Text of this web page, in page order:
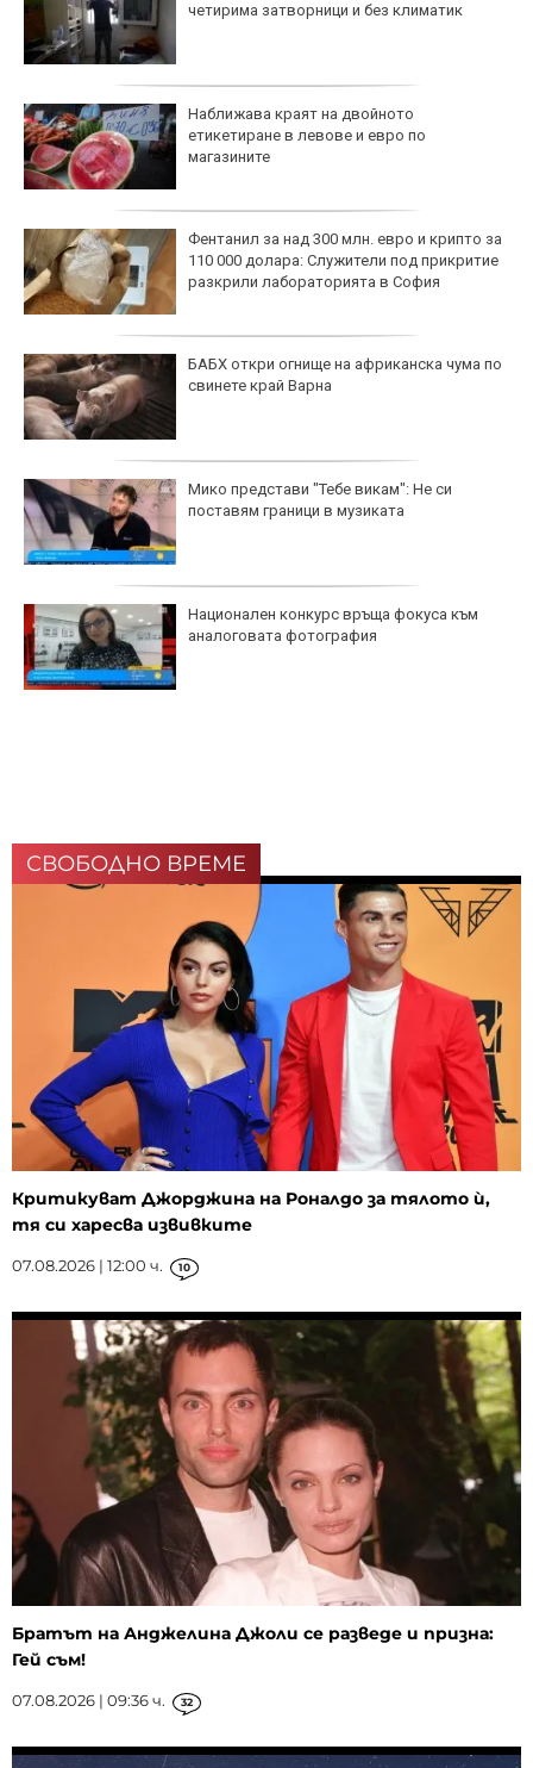
четирима затворници и без климатик
Наближава краят на двойното
етикетиране в левове и евро по
магазините
Фентанил за над 300 млн. евро и крипто за
110 000 долара: Служители под прикритие
разкрили лабораторията в София
БАБХ откри огнище на африканска чума по
свинете край Варна
Мико представи "Тебе викам": Не си
поставям граници в музиката
Национален конкурс връща фокуса към
аналоговата фотография
СВОБОДНО ВРЕМЕ
Критикуват Джорджина на Роналдо за тялото ѝ,
тя си харесва извивките
07.08.2026 | 12:00 ч. 10
Братът на Анджелина Джоли се разведе и призна:
Гей съм!
07.08.2026 | 09:36 ч. 32